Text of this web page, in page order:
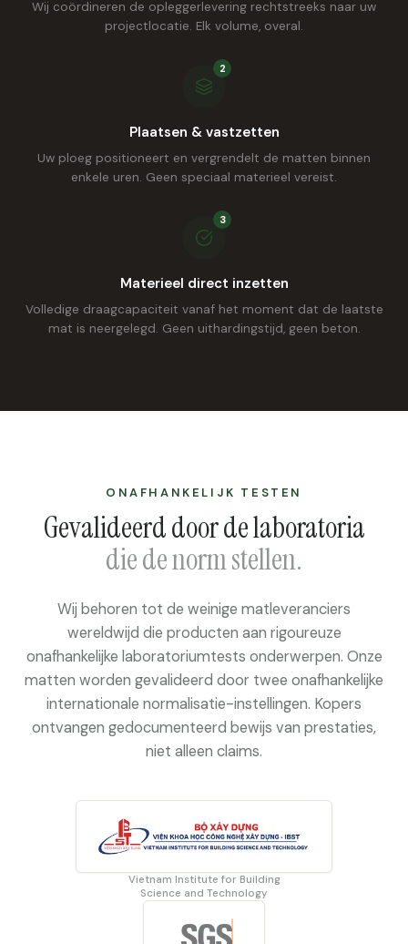
Wij coördineren de opleggerlevering rechtstreeks naar uw
projectlocatie. Elk volume, overal.
2
Plaatsen & vastzetten
Uw ploeg positioneert en vergrendelt de matten binnen
enkele uren. Geen speciaal materieel vereist.
3
Materieel direct inzetten
Volledige draagcapaciteit vanaf het moment dat de laatste
mat is neergelegd. Geen uithardingstijd, geen beton.
ONAFHANKELIJK TESTEN
Gevalideerd door de laboratoria
die de norm stellen.
Wij behoren tot de weinige matleveranciers
wereldwijd die producten aan rigoureuze
onafhankelijke laboratoriumtests onderwerpen. Onze
matten worden gevalideerd door twee onafhankelijke
internationale normalisatie-instellingen. Kopers
ontvangen gedocumenteerd bewijs van prestaties,
niet alleen claims.
Vietnam Institute for Building
Science and Technology